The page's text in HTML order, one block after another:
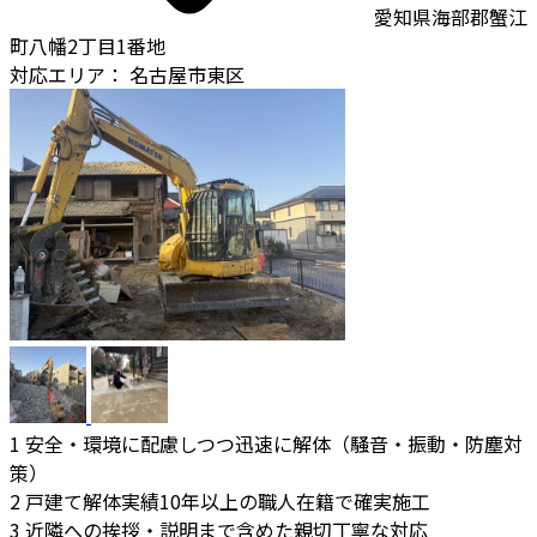
愛知県海部郡蟹江
町八幡2丁目1番地
対応エリア： 名古屋市東区
1 安全・環境に配慮しつつ迅速に解体（騒音・振動・防塵対
策）
2 戸建て解体実績10年以上の職人在籍で確実施工
3 近隣への挨拶・説明まで含めた親切丁寧な対応